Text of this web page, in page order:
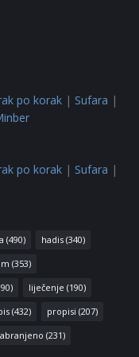
po korak | Sufara |
po korak | Sufara |
(490) hadis (340)
(353)
liječenje (190)
(432) propisi (207)
(231)